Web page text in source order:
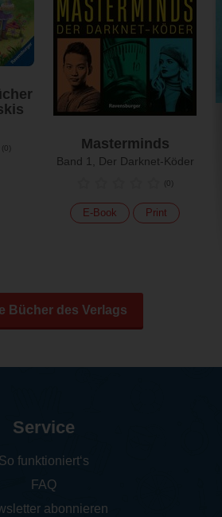
(0 Masterminds
Band 1, Der Darknet-Köder
(0
E-Book Print
Bücher des Verlags
Service
So funktioniert‘s
FAQ
abonnieren